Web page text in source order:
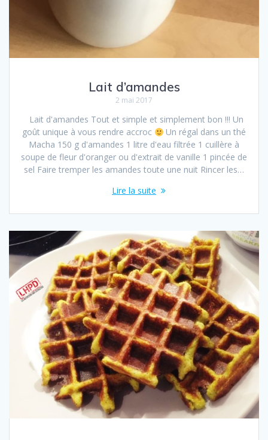
Lait d’amandes
2 mai 2017
Lait d'amandes Tout et simple et simplement bon !!! Un
goût unique à vous rendre accroc
Un régal dans un thé
Macha 150 g d'amandes 1 litre d'eau filtrée 1 cuillère à
soupe de fleur d'oranger ou d'extrait de vanille 1 pincée de
sel Faire tremper les amandes toute une nuit Rincer les…
Lire la suite